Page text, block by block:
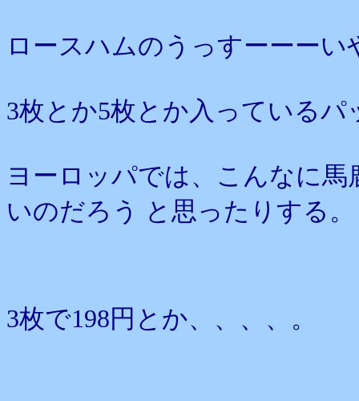
ロースハムのうっすーーーい
3枚とか5枚とか入っている
ヨーロッパでは、こんなに
いのだろう と思ったりする。
3枚で198円とか、、、、。